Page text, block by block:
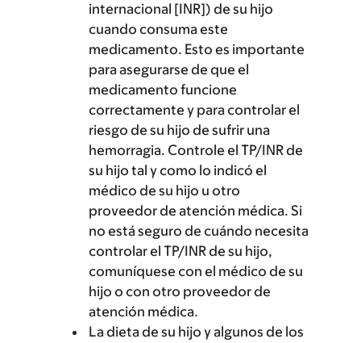
internacional [INR]) de su hijo
cuando consuma este
medicamento. Esto es importante
para asegurarse de que el
medicamento funcione
correctamente y para controlar el
riesgo de su hijo de sufrir una
hemorragia. Controle el TP/INR de
su hijo tal y como lo indicó el
médico de su hijo u otro
proveedor de atención médica. Si
no está seguro de cuándo necesita
controlar el TP/INR de su hijo,
comuníquese con el médico de su
hijo o con otro proveedor de
atención médica.
La dieta de su hijo y algunos de los